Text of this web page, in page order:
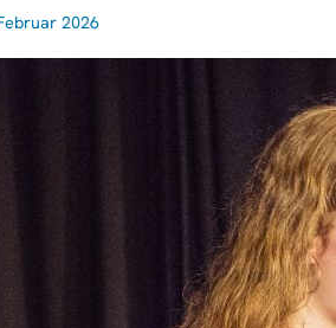
2026